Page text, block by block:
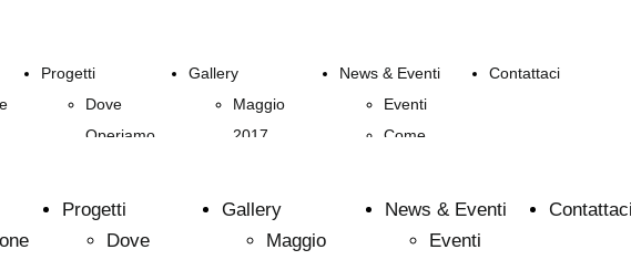
Progetti
Dove
Operiamo
Gallery
Maggio
2017
News & Eventi
Eventi
Come
Contattaci
Progetti
Dove
Gallery
Maggio
News & Eventi
Eventi